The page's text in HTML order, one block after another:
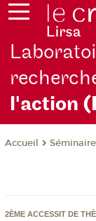
l'action
Accueil
2ÈME ACCESSIT DE